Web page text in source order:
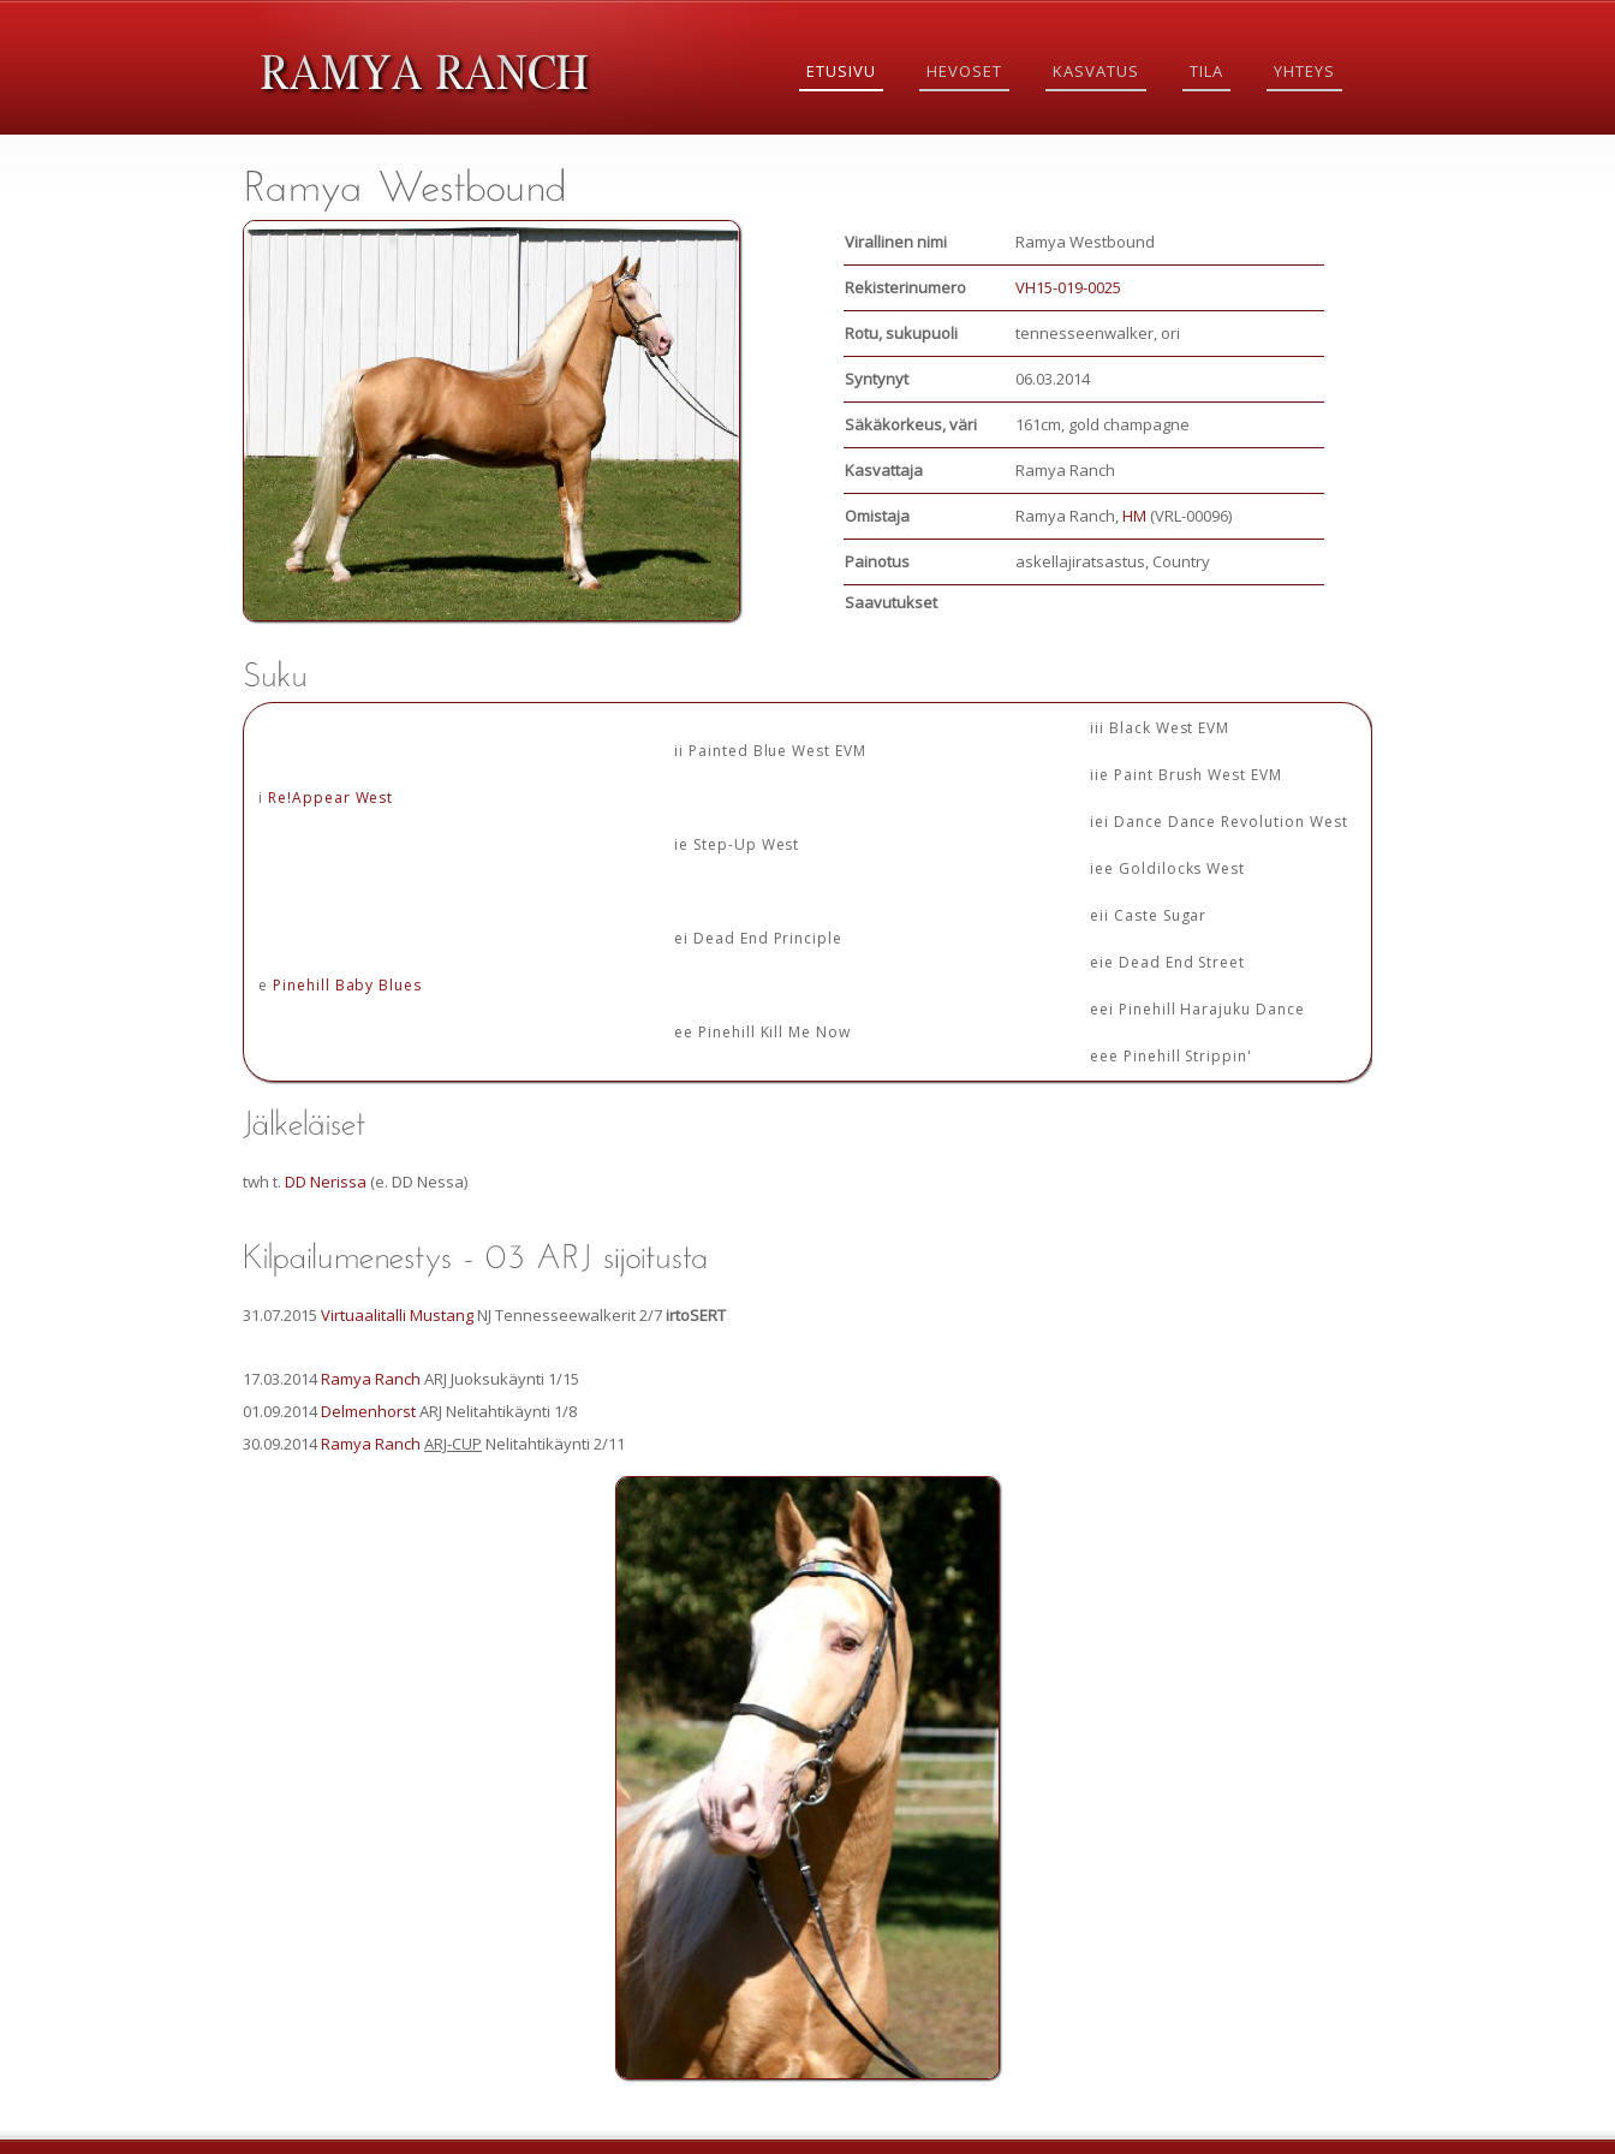
ETUSIVU HEVOSET KASVATUS TILA YHTEYS
Virallinen nimi Ramya Westbound
Rekisterinumero VH15-019-0025
Rotu, sukupuoli tennesseenwalker, ori
Syntynyt 06.03.2014
Säkäkorkeus, väri 161cm, gold champagne
Kasvattaja Ramya Ranch
Omistaja Ramya Ranch,HM (VRL-00096)
Painotus
askellajiratsastus, Country
Saavutukset
i Re!Appear West
ii Painted Blue West EVM
iii Black West EVM
iie Paint Brush West EVM
ie Step-Up West
iei Dance Dance Revolution West
iee Goldilocks West
e Pinehill Baby Blues
ei Dead End Principle
eii Caste Sugar
eie Dead End Street
ee Pinehill Kill Me Now
eei Pinehill Harajuku Dance
eee Pinehill Strippin'
twh t. DD Nerissa (e. DD Nessa)
31.07.2015 Virtuaalitalli Mustang NJ Tennesseewalkerit 2/7 irtoSERT
17.03.2014Ramya Ranch ARJ Juoksukäynti 1/15
01.09.2014DelmenhorstARJ Nelitahtikäynti 1/8
30.09.2014Ramya Ranch ARJ-CUP Nelitahtikäynti 2/11